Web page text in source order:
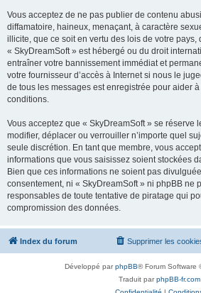
Vous acceptez de ne pas publier de contenu
diffamatoire, haineux, menaçant, à caractère
illicite, que ce soit en vertu des lois de votre pays,
« SkyDreamSoft » est hébergé ou du droit
entraîner votre bannissement immédiat et
votre fournisseur d’accès à Internet si nous le
de tous les messages est enregistrée pour aider
conditions.
Vous acceptez que « SkyDreamSoft » se réserve
modifier, déplacer ou verrouiller n’importe quel
seule discrétion. En tant que membre, vous
informations que vous saisissez soient stockées
Bien que ces informations ne soient pas
consentement, ni « SkyDreamSoft » ni phpBB ne
responsables de toute tentative de piratage qui
compromission des données.
Index du forum Supprimer les
Développé parphpBB® Forum Software
Traduit parphpBB-fr.com